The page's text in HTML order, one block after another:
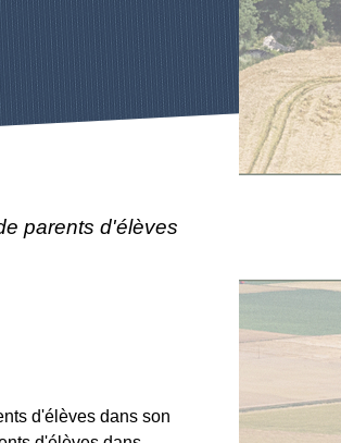
parents d'élèves
d'élèves dans son